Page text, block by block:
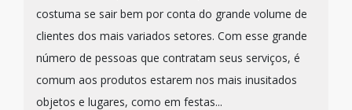
costuma se sair bem por conta do grande volume de
clientes dos mais variados setores. Com esse grande
número de pessoas que contratam seus serviços, é
comum aos produtos estarem nos mais inusitados
objetos e lugares, como em festas...